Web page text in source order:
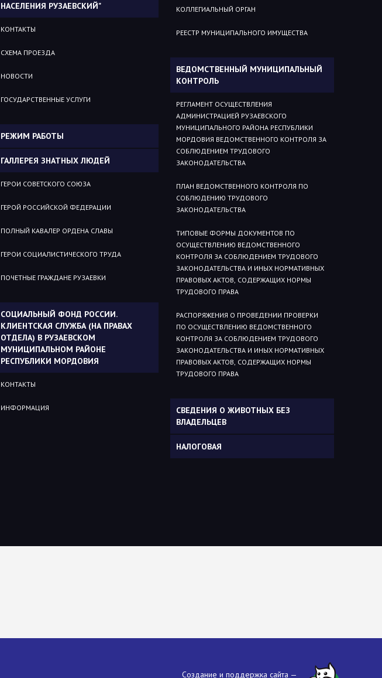
НАСЕЛЕНИЯ РУЗАЕВСКИЙ"
КОНТАКТЫ
СХЕМА ПРОЕЗДА
НОВОСТИ
ГОСУДАРСТВЕННЫЕ УСЛУГИ
РЕЖИМ РАБОТЫ
ГАЛЛЕРЕЯ ЗНАТНЫХ ЛЮДЕЙ
ГЕРОИ СОВЕТСКОГО СОЮЗА
ГЕРОЙ РОССИЙСКОЙ ФЕДЕРАЦИИ
ПОЛНЫЙ КАВАЛЕР ОРДЕНА СЛАВЫ
ГЕРОИ СОЦИАЛИСТИЧЕСКОГО ТРУДА
ПОЧЕТНЫЕ ГРАЖДАНЕ РУЗАЕВКИ
СОЦИАЛЬНЫЙ ФОНД РОССИИ.
КЛИЕНТСКАЯ СЛУЖБА (НА ПРАВАХ
ОТДЕЛА) В РУЗАЕВСКОМ
МУНИЦИПАЛЬНОМ РАЙОНЕ
РЕСПУБЛИКИ МОРДОВИЯ
КОНТАКТЫ
ИНФОРМАЦИЯ
КОЛЛЕГИАЛЬНЫЙ ОРГАН
РЕЕСТР МУНИЦИПАЛЬНОГО ИМУЩЕСТВА
ВЕДОМСТВЕННЫЙ МУНИЦИПАЛЬНЫЙ
КОНТРОЛЬ
РЕГЛАМЕНТ ОСУЩЕСТВЛЕНИЯ
АДМИНИСТРАЦИЕЙ РУЗАЕВСКОГО
МУНИЦИПАЛЬНОГО РАЙОНА РЕСПУБЛИКИ
МОРДОВИЯ ВЕДОМСТВЕННОГО КОНТРОЛЯ ЗА
СОБЛЮДЕНИЕМ ТРУДОВОГО
ЗАКОНОДАТЕЛЬСТВА
ПЛАН ВЕДОМСТВЕННОГО КОНТРОЛЯ ПО
СОБЛЮДЕНИЮ ТРУДОВОГО
ЗАКОНОДАТЕЛЬСТВА
ТИПОВЫЕ ФОРМЫ ДОКУМЕНТОВ ПО
ОСУЩЕСТВЛЕНИЮ ВЕДОМСТВЕННОГО
КОНТРОЛЯ ЗА СОБЛЮДЕНИЕМ ТРУДОВОГО
ЗАКОНОДАТЕЛЬСТВА И ИНЫХ НОРМАТИВНЫХ
ПРАВОВЫХ АКТОВ, СОДЕРЖАЩИХ НОРМЫ
ТРУДОВОГО ПРАВА
РАСПОРЯЖЕНИЯ О ПРОВЕДЕНИИ ПРОВЕРКИ
ПО ОСУЩЕСТВЛЕНИЮ ВЕДОМСТВЕННОГО
КОНТРОЛЯ ЗА СОБЛЮДЕНИЕМ ТРУДОВОГО
ЗАКОНОДАТЕЛЬСТВА И ИНЫХ НОРМАТИВНЫХ
ПРАВОВЫХ АКТОВ, СОДЕРЖАЩИХ НОРМЫ
ТРУДОВОГО ПРАВА
СВЕДЕНИЯ О ЖИВОТНЫХ БЕЗ
ВЛАДЕЛЬЦЕВ
НАЛОГОВАЯ
Создание и поддержка сайта —